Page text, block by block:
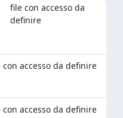
file con accesso da
definire
con accesso da definire
con accesso da definire